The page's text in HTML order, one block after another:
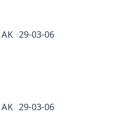
AK 29-03-06
AK 29-03-06